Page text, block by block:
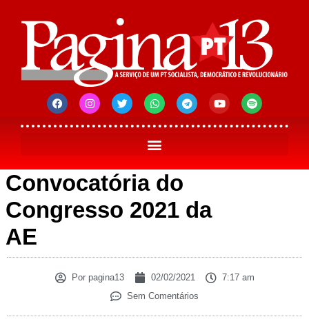
Convocatória do
Congresso 2021 da
AE
Porpagina13 02/02/2021
7:17 am
Sem Comentários